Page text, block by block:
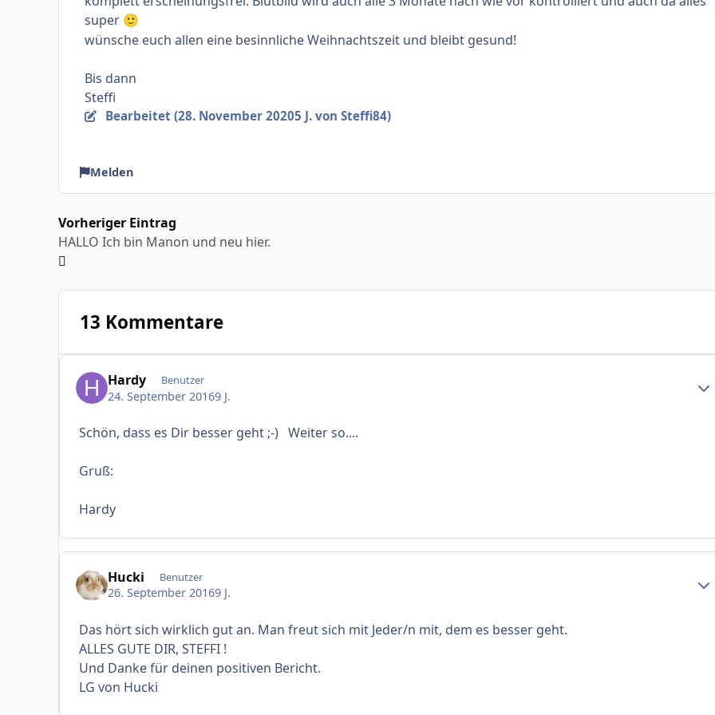
super 🙂
wünsche euch allen eine besinnliche Weihnachtszeit und bleibt gesund!
Bis dann
Steffi
Bearbeitet (28. November 20205 J. von Steffi84)
Melden
Vorheriger Eintrag
HALLO Ich bin Manon und neu hier.
13 Kommentare
Hardy Benutzer
24. September 20169 J.
Schön, dass es Dir besser geht ;-) Weiter so....
Gruß:
Hardy
Hucki Benutzer
26. September 20169 J.
Das hört sich wirklich gut an. Man freut sich mit Jeder/n mit, dem es besser geht.
ALLES GUTE DIR, STEFFI !
Und Danke für deinen positiven Bericht.
LG von Hucki